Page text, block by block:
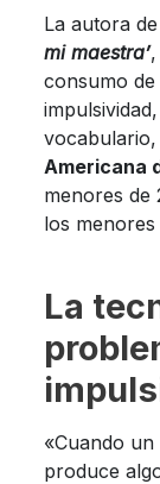
La autora
mi maestra’,
consumo
Americana
menores de
los
La
«Cuando
produce